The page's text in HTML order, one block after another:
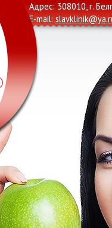
Адрес: 308010, г.
E-mail: